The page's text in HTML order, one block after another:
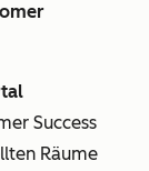
Success
Räume